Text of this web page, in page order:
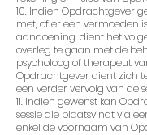
10. Indien Opdrachtgever
met, of er een vermoeden
aandoening, dient het
overleg te gaan met de
psycholoog of therapeut
Opdrachtgever dient zich
een verder vervolg van de
11. Indien gewenst kan
sessie die plaatsvindt via
enkel de voornaam van